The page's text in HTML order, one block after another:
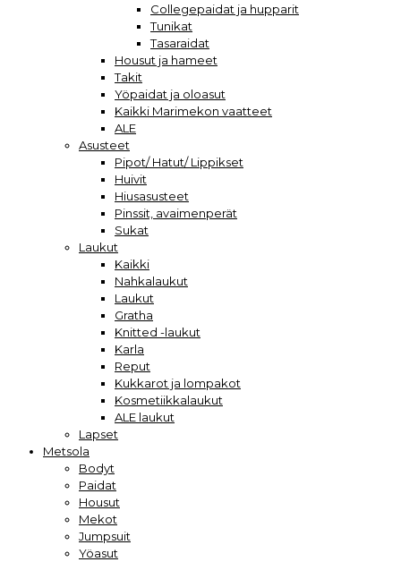
Collegepaidat ja hupparit
Tunikat
Tasaraidat
Housut ja hameet
Takit
Yöpaidat ja oloasut
Kaikki Marimekon vaatteet
ALE
Asusteet
Pipot/ Hatut/ Lippikset
Huivit
Hiusasusteet
Pinssit, avaimenperät
Sukat
Laukut
Kaikki
Nahkalaukut
Laukut
Gratha
Knitted -laukut
Karla
Reput
Kukkarot ja lompakot
Kosmetiikkalaukut
ALE laukut
Lapset
Metsola
Bodyt
Paidat
Housut
Mekot
Jumpsuit
Yöasut